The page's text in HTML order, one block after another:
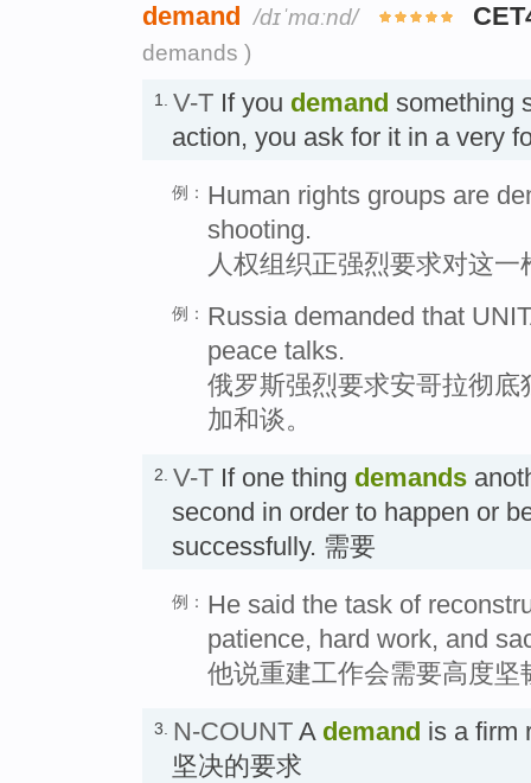
demand /dɪˈmɑːnd/
demands )
1. V-T If you demand something
action, you ask for it in a very
例： Human rights groups are
shooting.
人权组织正强烈要求对这
例： Russia demanded that
peace talks.
俄罗斯强烈要求安哥拉彻
加和谈。
2. V-T If one thing demands
second in order to happen or
successfully. 需要
例： He said the task of
patience, hard work, and
他说重建工作会需要高度坚
3. N-COUNT A demand is a firm
坚决的要求